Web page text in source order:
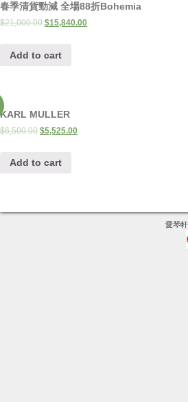
春季清貨勁減 全場88折Bohemia
$21,000.00 $15,840.00
Add to cart
KARL MULLER
$6,500.00 $5,525.00
Add to cart
愛琴軒